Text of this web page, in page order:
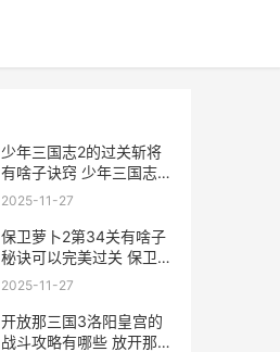
少年三国志2的过关斩将
有啥子诀窍 少年三国志2
的周年庆是什么时候
2025-11-27
保卫萝卜2第34关有啥子
秘诀可以完美过关 保卫萝
卜无敌版
2025-11-27
开放那三国3洛阳皇宫的
战斗攻略有哪些 放开那三